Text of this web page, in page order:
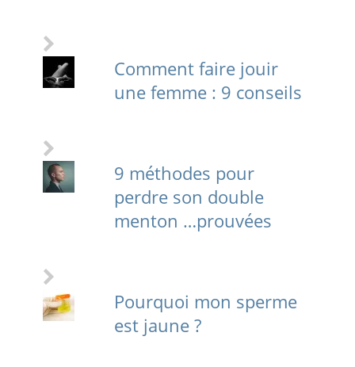
Comment faire jouir
une femme : 9 conseils
9 méthodes pour
perdre son double
menton …prouvées
Pourquoi mon sperme
est jaune ?